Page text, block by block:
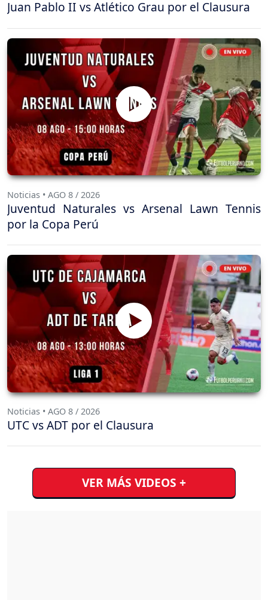
Juan Pablo II vs Atlético Grau por el Clausura
Noticias • AGO 8 / 2026
Juventud Naturales vs Arsenal Lawn Tennis
por la Copa Perú
Noticias • AGO 8 / 2026
UTC vs ADT por el Clausura
VER MÁS VIDEOS +